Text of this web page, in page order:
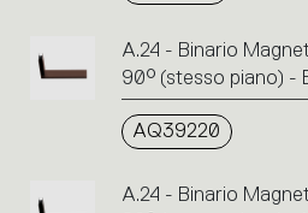
A.24 - Binario
90° (stesso piano) -
AQ39220
A.24 - Binario